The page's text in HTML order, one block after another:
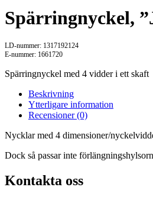
Spärringnyckel,
LD-nummer: 1317192124
E-nummer: 1661720
Spärringnyckel med 4 vidder i ett skaft
Beskrivning
Ytterligare information
Recensioner (0)
Nycklar med 4 dimensioner/
Dock så passar inte
Kontakta oss